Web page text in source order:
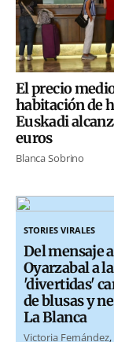
El precio
habitación de
Euskadi
euros
Blanca Sobrino
STORIES VIRALES
Del mensaje a
Oyarzabal a
'divertidas'
de blusas y
La Blanca
Victoria Fernández